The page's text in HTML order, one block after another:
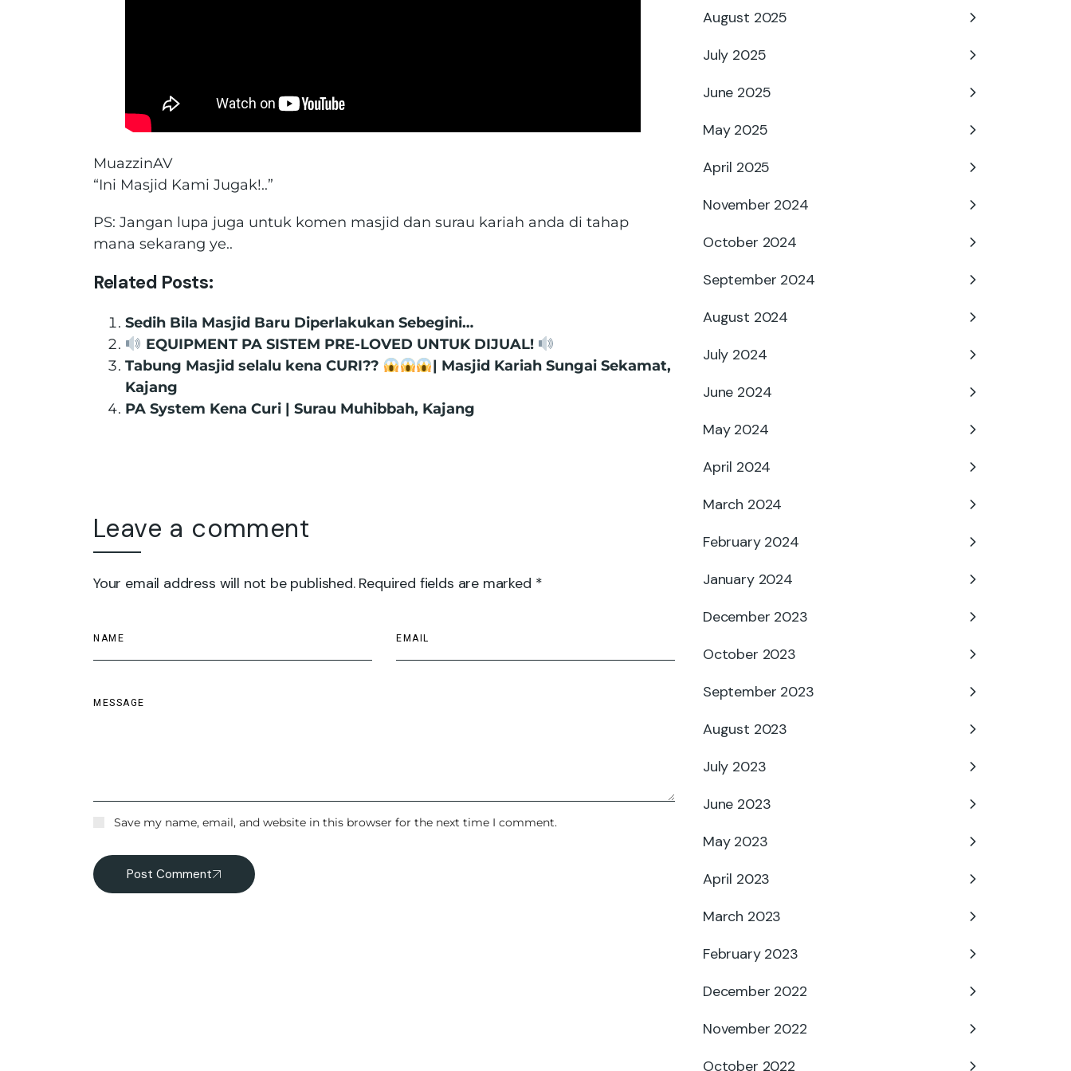
MuazzinAV
“Ini Masjid Kami Jugak!..”
PS: Jangan lupa juga untuk komen masjid dan surau kariah anda di tahap
mana sekarang ye..
Related Posts:
Sedih Bila Masjid Baru Diperlakukan Sebegini…
EQUIPMENT PA SISTEM PRE-LOVED UNTUK DIJUAL!
Tabung Masjid selalu kena CURI??
| Masjid Kariah Sungai Sekamat,
Kajang
PA System Kena Curi | Surau Muhibbah, Kajang
Leave a comment
Your email address will not be published. Required fields are marked *
Save my name, email, and website in this browser for the next time I comment.
Post Comment
August 2025
July 2025
June 2025
May 2025
April 2025
November 2024
October 2024
September 2024
August 2024
July 2024
June 2024
May 2024
April 2024
March 2024
February 2024
January 2024
December 2023
October 2023
September 2023
August 2023
July 2023
June 2023
May 2023
April 2023
March 2023
February 2023
December 2022
November 2022
October 2022